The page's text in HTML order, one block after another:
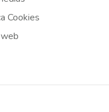
Cookies